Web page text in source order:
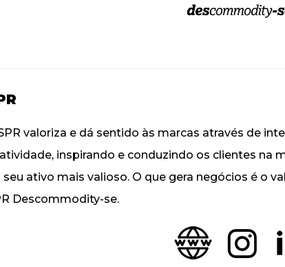
valoriza e dá sentido às marcas através de
inspirando e conduzindo os clientes na
seu ativo mais valioso. O que gera negócios é o
Descommodity-se.